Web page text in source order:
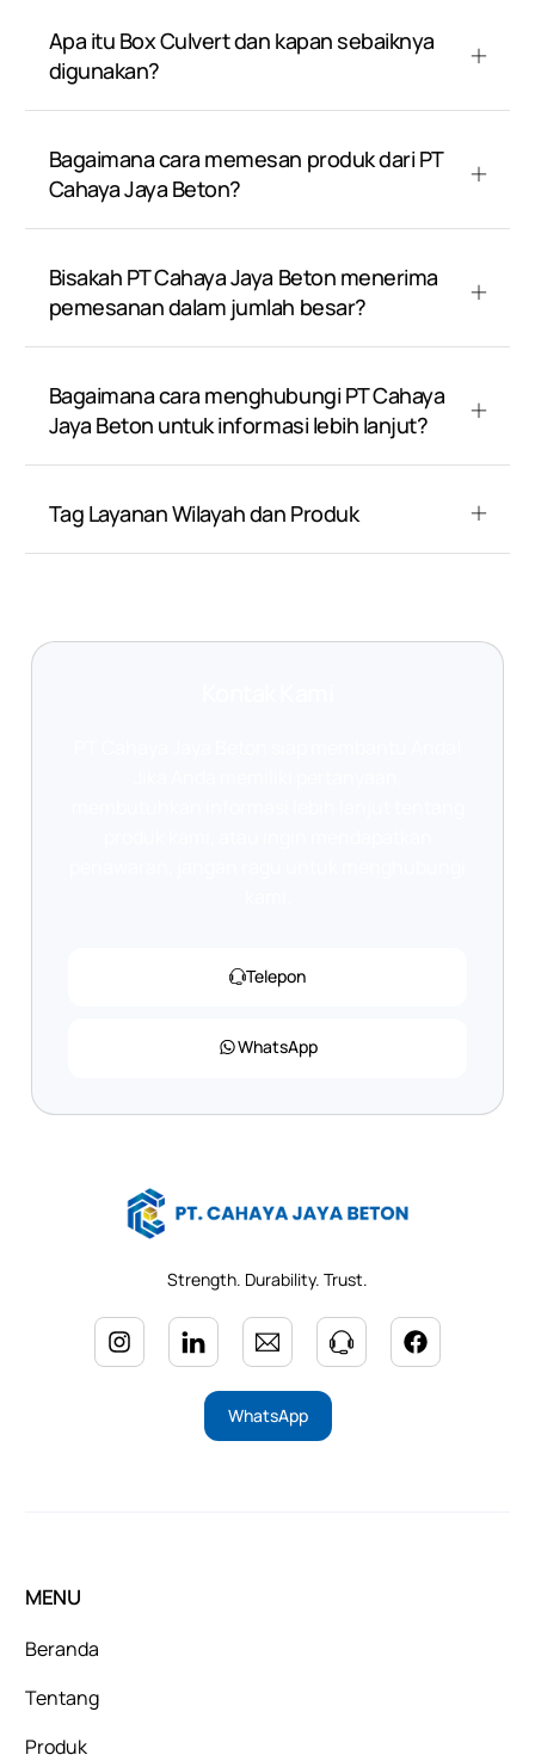
Apa itu Box Culvert dan kapan sebaiknya
digunakan?
Bagaimana cara memesan produk dari PT
Cahaya Jaya Beton?
Bisakah PT Cahaya Jaya Beton menerima
pemesanan dalam jumlah besar?
Bagaimana cara menghubungi PT Cahaya
Jaya Beton untuk informasi lebih lanjut?
Tag Layanan Wilayah dan Produk
Telepon
WhatsApp
Strength. Durability. Trust.
WhatsApp
MENU
Beranda
Tentang
Produk